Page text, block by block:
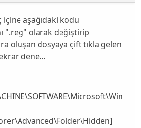
aşağıdaki kodu
".reg" olarak değiştirip
oluşan dosyaya çift tıkla gelen
dene...